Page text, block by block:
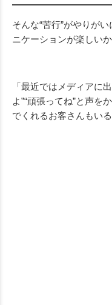
そんな“苦行”がやりが
ニケーションが楽しいか
「最近ではメディアに
よ”“頑張ってね”と声を
でくれるお客さんもい